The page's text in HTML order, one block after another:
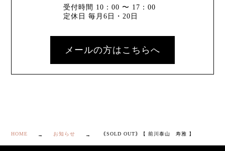
受付時間 10：00 〜 17：00
定休日 毎月6日・20日
メールの方はこちらへ
HOME お知らせ ｟SOLD OUT｠【 前川泰山 寿雅 】